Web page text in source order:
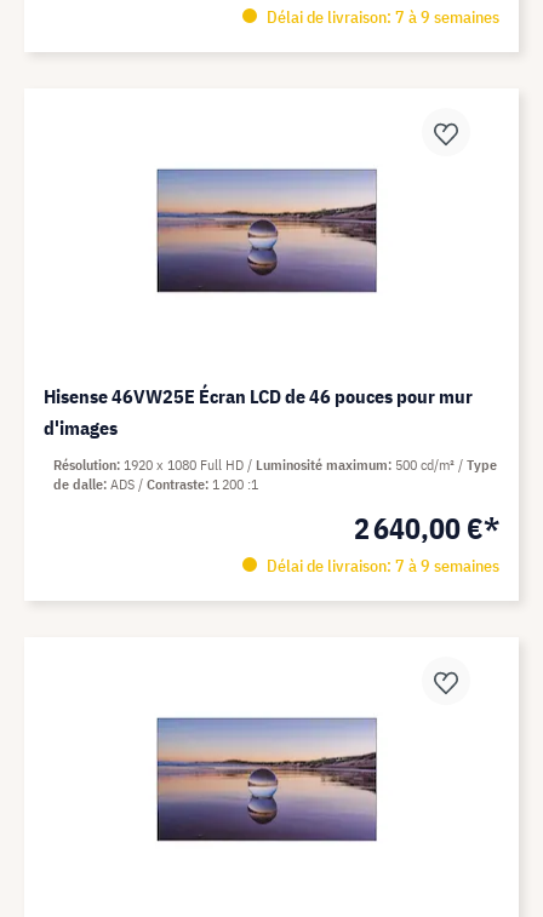
Délai de livraison: 7 à 9 semaines
Hisense 46VW25E Écran LCD de 46 pouces pour mur
d'images
2 640,00 €*
Délai de livraison: 7 à 9 semaines
Résolution 1920 x 1080 Full HD Luminosité maximum 500 cd/m²
Type
de dalle ADS Contraste 1 200 :1